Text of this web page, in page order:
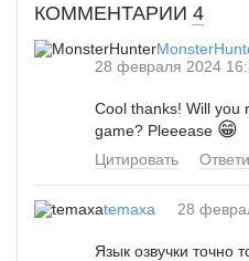
КОММЕНТАРИИ 4
28 февраля 2024
Cool thanks! Will you
game? Pleeease 😁
Цитировать
temaxa 28
Язык озвучки точно